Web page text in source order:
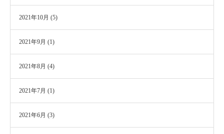
2021年10月 (5)
2021年9月 (1)
2021年8月 (4)
2021年7月 (1)
2021年6月 (3)